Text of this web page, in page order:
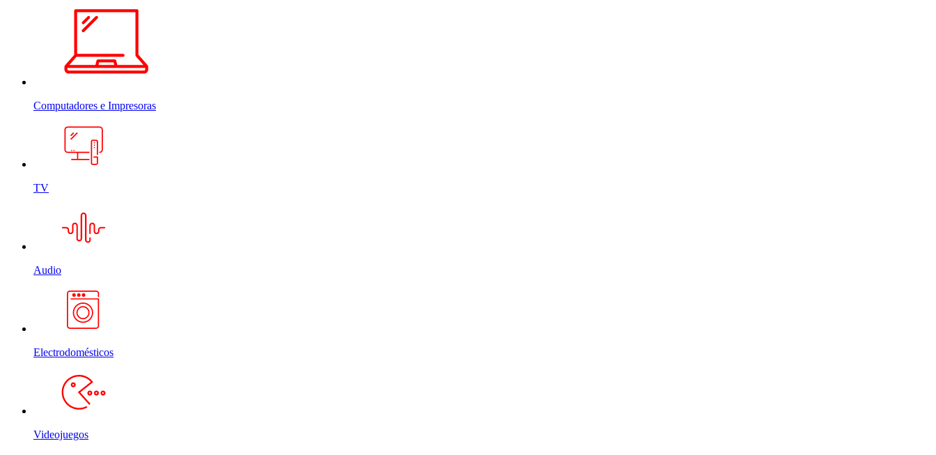
Computadores e Impresoras
TV
Audio
Electrodomésticos
Videojuegos